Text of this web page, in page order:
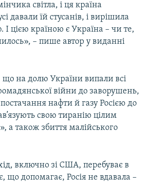
світла, і ця країна
давали їй стусанів, і вирішила
І цією країною є Україна – чи те,
– пише автор у виданні
що на долю України випали всі
війни до заворушень,
нафти й газу Росією до
свою тиранію цілим
а також збиття малійського
включно зі США, перебуває в
що допомагає, Росія не вдавала –